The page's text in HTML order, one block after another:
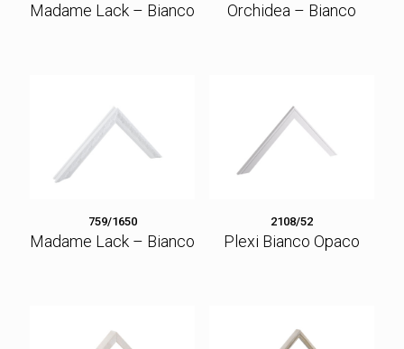
Madame Lack – Bianco Orchidea – Bianco
759/1650
Madame Lack – Bianco
2108/52
Plexi Bianco Opaco